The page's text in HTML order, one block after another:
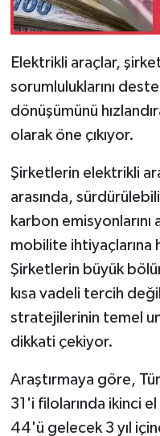
Elektrikli araçlar,
sorumluluklarını
dönüşümünü
olarak öne çıkıyor.
Şirketlerin elektrikli
arasında,
karbon
mobilite ihtiyaçlarına
Şirketlerin büyük
kısa vadeli tercih
stratejilerinin temel
dikkati çekiyor.
Araştırmaya göre,
31'i filolarında ikinci
44'ü gelecek 3 yıl